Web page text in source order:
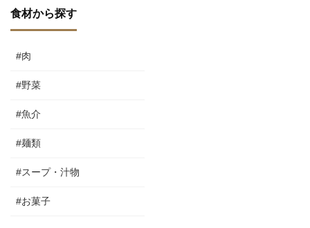
食材から探す
#肉
#野菜
#魚介
#麺類
#スープ・汁物
#お菓子